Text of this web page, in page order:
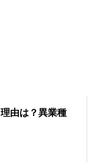
由は？異業種